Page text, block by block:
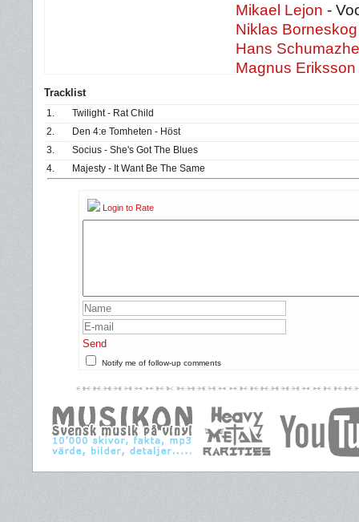
Mikael Lejon -
Niklas Borneskog
Hans
Magnus Eriksson
Tracklist
1.
Twilight - Rat Child
2.
Den 4:e Tomheten - Höst
3.
Socius - She's Got The Blues
4.
Majesty - It Want Be The Same
Login to Rate
Send
Notify me of follow-up comments